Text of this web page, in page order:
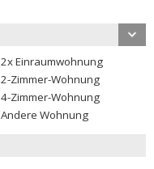
2x Einraumwohnung
2-Zimmer-Wohnung
4-Zimmer-Wohnung
Andere Wohnung